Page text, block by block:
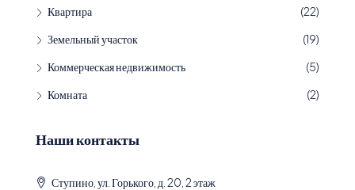
Квартира
(22)
Земельный участок
(19)
Коммерческая недвижимость
(5)
Комната
(2)
Наши контакты
Ступино, ул. Горького, д. 20, 2 этаж